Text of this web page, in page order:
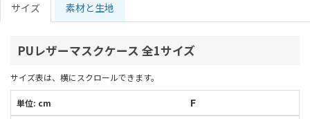
サイズ 素材と生地
PUレザーマスクケース 全1サイズ
サイズ表は、横にスクロールできます。
単位: cm
F